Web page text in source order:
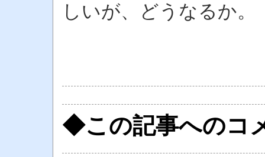
しいが、どうなるか。
◆この記事へのコ